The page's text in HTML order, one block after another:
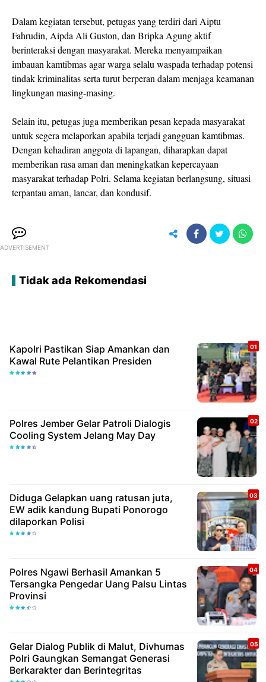
Dalam kegiatan tersebut, petugas yang terdiri dari Aiptu
Fahrudin, Aipda Ali Guston, dan Bripka Agung aktif
berinteraksi dengan masyarakat. Mereka menyampaikan
imbauan kamtibmas agar warga selalu waspada terhadap potensi
tindak kriminalitas serta turut berperan dalam menjaga keamanan
lingkungan masing-masing.
Selain itu, petugas juga memberikan pesan kepada masyarakat
untuk segera melaporkan apabila terjadi gangguan kamtibmas.
Dengan kehadiran anggota di lapangan, diharapkan dapat
memberikan rasa aman dan meningkatkan kepercayaan
masyarakat terhadap Polri. Selama kegiatan berlangsung, situasi
terpantau aman, lancar, dan kondusif.
ADVERTISEMENT
Tidak ada Rekomendasi
Kapolri Pastikan Siap Amankan dan
Kawal Rute Pelantikan Presiden
Polres Jember Gelar Patroli Dialogis
Cooling System Jelang May Day
Diduga Gelapkan uang ratusan juta,
EW adik kandung Bupati Ponorogo
dilaporkan Polisi
Polres Ngawi Berhasil Amankan 5
Tersangka Pengedar Uang Palsu Lintas
Provinsi
Gelar Dialog Publik di Malut, Divhumas
Polri Gaungkan Semangat Generasi
Berkarakter dan Berintegritas